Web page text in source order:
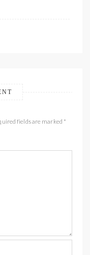
fields are marked *